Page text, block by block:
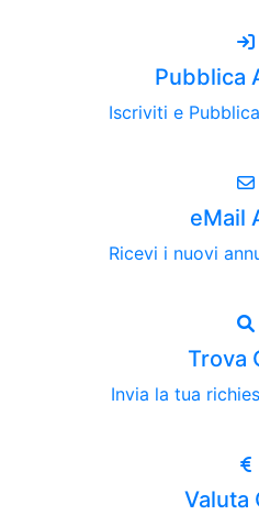
Pubblica
Iscriviti e
eMail
Ricevi i nuovi
Trova
Invia la tua
Valuta